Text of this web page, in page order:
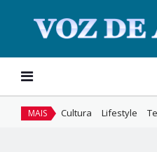
MAIS Cultura Lifestyle